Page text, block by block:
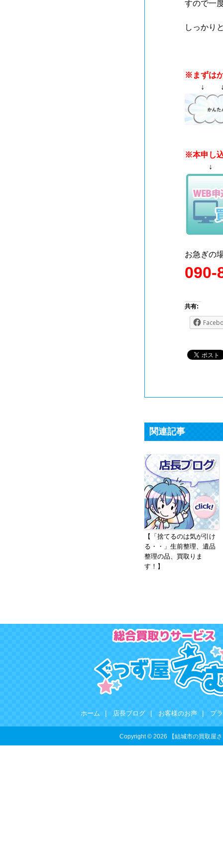
すので一
しっかり
※まずは
↓
※本申し
↓
お急ぎの
090-
共有:
関連記事
【「捨てるのは気が引け
る・・」生前整理、遺品
整理の品、買取りま
す！】
ホーム 店長ブログ お客様のお声 プ
Copyright © 2026 【結城市の買取屋